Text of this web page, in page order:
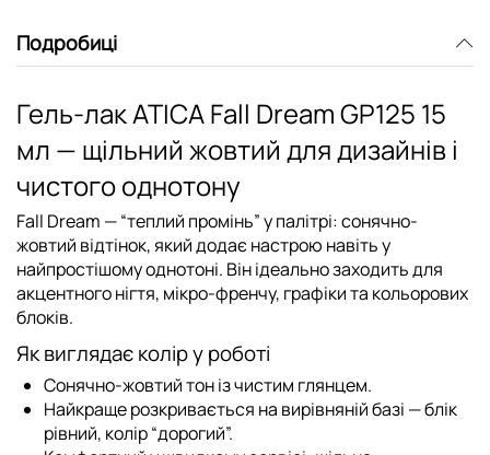
Подробиці
Гель-лак ATICA Fall Dream GP125 15
мл — щільний жовтий для дизайнів і
чистого однотону
Fall Dream — “теплий промінь” у палітрі: сонячно-
жовтий відтінок, який додає настрою навіть у
найпростішому однотоні. Він ідеально заходить для
акцентного нігтя, мікро-френчу, графіки та кольорових
блоків.
Як виглядає колір у роботі
Сонячно-жовтий тон із чистим глянцем.
Найкраще розкривається на вирівняній базі — блік
рівний, колір “дорогий”.